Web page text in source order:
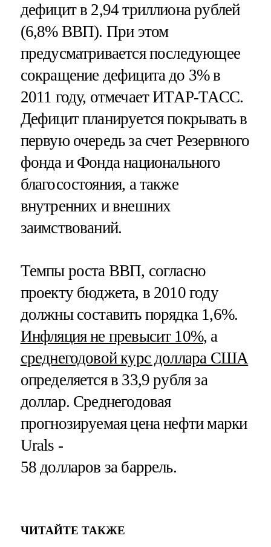
дефицит в 2,94 триллиона рублей
(6,8% ВВП). При этом
предусматривается последующее
сокращение дефицита до 3% в
2011 году, отмечает ИТАР-ТАСС.
Дефицит планируется покрывать в
первую очередь за счет Резервного
фонда и Фонда национального
благосостояния, а также
внутренних и внешних
заимствований.
Темпы роста ВВП, согласно
проекту бюджета, в 2010 году
должны составить порядка 1,6%.
Инфляция не превысит 10%, а
среднегодовой курс доллара США
определяется в 33,9 рубля за
доллар. Среднегодовая
прогнозируемая цена нефти марки
Urals -
58 долларов за баррель.
ЧИТАЙТЕ ТАКЖЕ